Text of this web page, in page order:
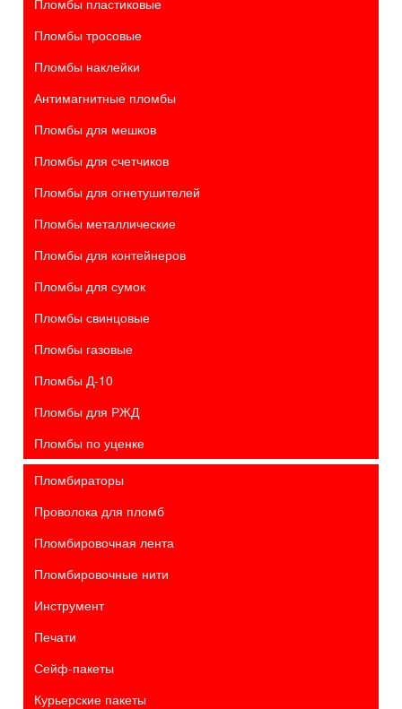
Пломбы пластиковые
Пломбы тросовые
Пломбы наклейки
Антимагнитные пломбы
Пломбы для мешков
Пломбы для счетчиков
Пломбы для огнетушителей
Пломбы металлические
Пломбы для контейнеров
Пломбы для сумок
Пломбы свинцовые
Пломбы газовые
Пломбы Д-10
Пломбы для РЖД
Пломбы по уценке
Пломбираторы
Проволока для пломб
Пломбировочная лента
Пломбировочные нити
Инструмент
Печати
Сейф-пакеты
Курьерские пакеты